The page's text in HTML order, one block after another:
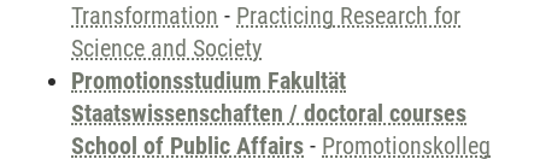
Transformation - Practicing Research for
Science and Society
Promotionsstudium Fakultät
Staatswissenschaften / doctoral courses
School of Public Affairs - Promotionskolleg